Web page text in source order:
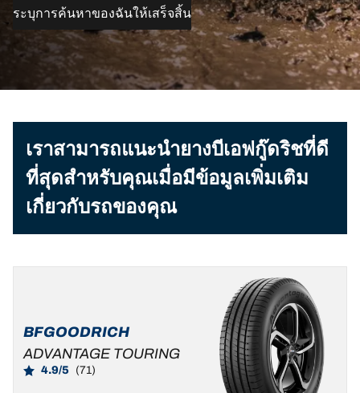
ระบุการค้นหาของฉันให้เสร็จสิ้น
เราสามารถแนะนำยางบีเอฟกู๊ดริชที่ดี
ที่สุดสำหรับคุณเมื่อมีข้อมูลเพิ่มเติม
เกี่ยวกับรถของคุณ
BFGOODRICH
ADVANTAGE TOURING
4.9/5 (71)